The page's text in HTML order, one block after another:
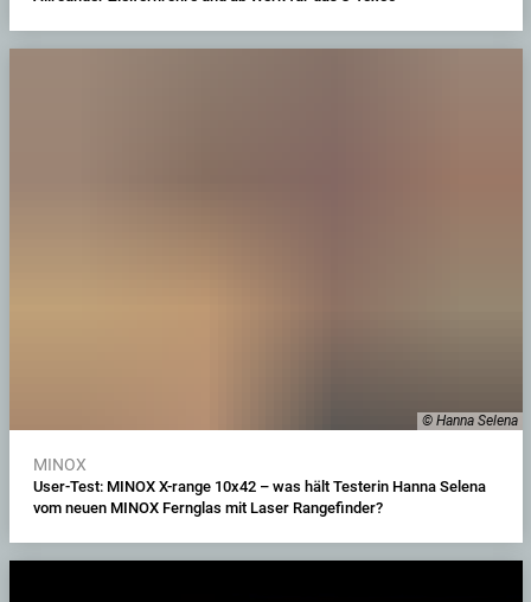
© Hanna Selena
MINOX
User-Test: MINOX X-range 10x42 – was hält Testerin Hanna Selena
vom neuen MINOX Fernglas mit Laser Rangefinder?